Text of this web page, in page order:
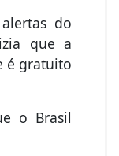
do
que a
é gratuito
o Brasil